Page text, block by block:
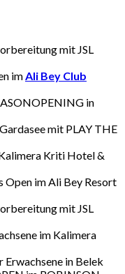
mit JSL
imAli Bey Club
in
mit PLAY THE
Kriti Hotel &
Open im Ali Bey Resort
mit JSL
im Kalimera
Erwachsene in Belek